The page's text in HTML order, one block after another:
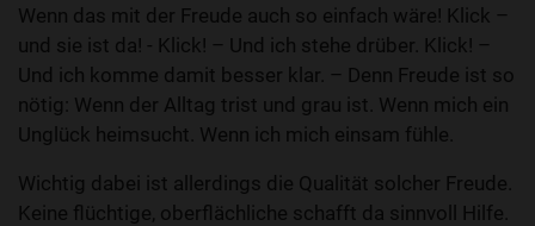
Wenn das mit der Freude auch so einfach wäre! Klick –
und sie ist da! - Klick! – Und ich stehe drüber. Klick! –
Und ich komme damit besser klar. – Denn Freude ist so
nötig: Wenn der Alltag trist und grau ist. Wenn mich ein
Unglück heimsucht. Wenn ich mich einsam fühle.
Wichtig dabei ist allerdings die Qualität solcher Freude.
Keine flüchtige, oberflächliche schafft da sinnvoll Hilfe.